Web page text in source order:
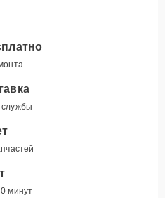
службы
минут